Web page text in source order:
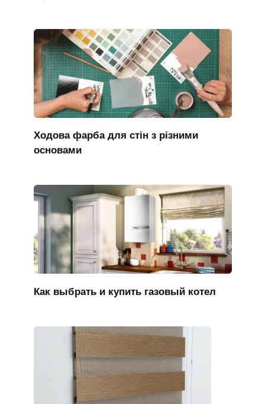
Ходова фарба для стін з різними
основами
Как выбрать и купить газовый котел